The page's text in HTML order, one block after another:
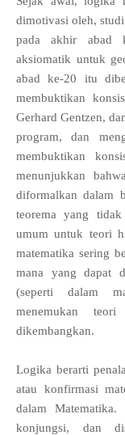
dimotivasi oleh,
pada akhir abad
aksiomatik untuk
abad ke-20 itu
membuktikan
Gerhard Gentzen,
program, dan
membuktikan
menunjukkan
diformalkan dalam
teorema yang
umum untuk teori
matematika sering
mana yang dapat
(seperti dalam
menemukan
dikembangkan.
Logika berarti
atau konfirmasi
dalam Matematika.
konjungsi, dan